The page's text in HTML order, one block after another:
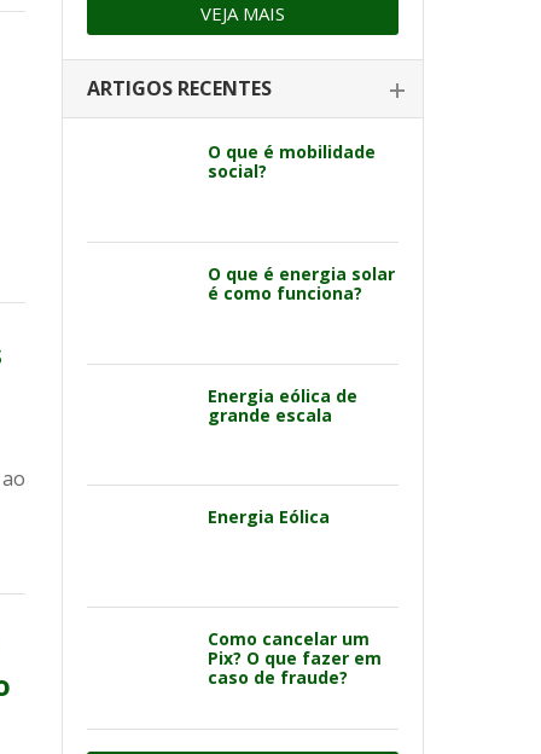
VEJA MAIS
ARTIGOS RECENTES
O que é mobilidade
social?
O que é energia solar
é como funciona?
Energia eólica de
grande escala
Energia Eólica
Como cancelar um
Pix? O que fazer em
caso de fraude?